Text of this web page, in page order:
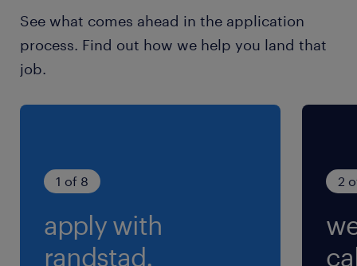
月0～5時間（残業はほとんどありません）
See what comes ahead in the application
process. Find out how we help you land that
job.
1 of 8
apply with
randstad.
2